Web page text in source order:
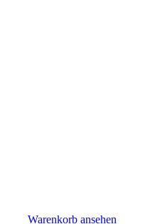
Warenkorb ansehen